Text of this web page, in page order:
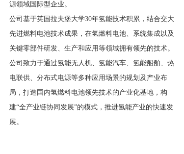
源领域国际型企业。
公司基于英国拉夫堡大学30年氢能技术积累，结合交大
先进燃料电池技术成果，在氢燃料电池、系统集成以及
关键零部件研发、生产和应用等领域拥有领先的技术。
公司致力于通过氢能无人机、氢能汽车、氢能船舶、热
电联供、分布式电源等多种应用场景的规划及产业布
局，打造国内氢燃料电池领先技术的产业化基地，构
建“全产业链协同发展”的模式，推进氢能产业的快速发
展。